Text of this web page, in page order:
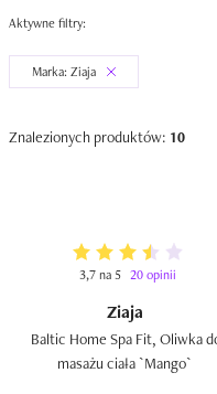
Aktywne filtry:
Marka: Ziaja
Znalezionych produktów: 10
3,7 na 5 20 opinii
Ziaja
Baltic Home Spa Fit, Oliwka